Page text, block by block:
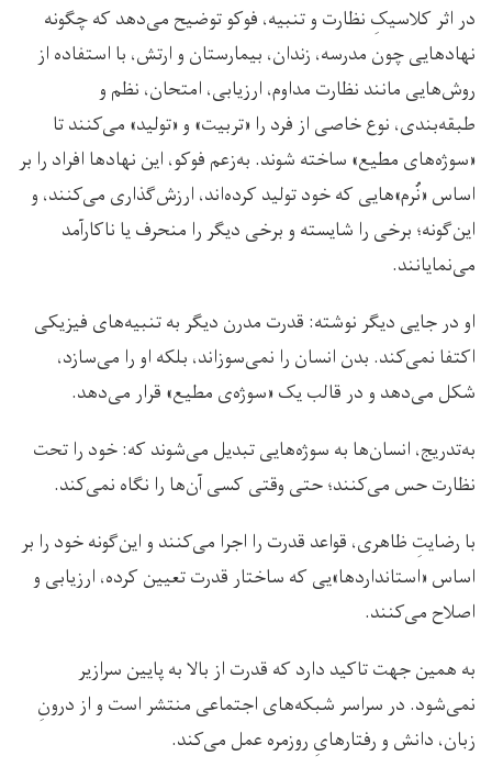
در اثر کلاسیکِ نظارت و تنبیه، فوکو توضیح می‌دهد که چگونه
نهادهایی چون مدرسه، زندان، بیمارستان و ارتش، با استفاده از
روش‌هایی مانند نظارت مداوم، ارزیابی، امتحان، نظم و
طبقه‌بندی، نوع خاصی از فرد را «تربیت» و «تولید» می‌کنند تا
«سوژه‌های مطیع» ساخته شوند. به‌زعم فوکو، این نهادها افراد را بر
اساس «نُرم»هایی که خود تولید کرده‌اند، ارزش‌گذاری می‌کنند، و
این‌گونه؛ برخی را شایسته و برخی دیگر را منحرف یا ناکارآمد
می‌نمایانند.
او‌ در جایی دیگر نوشته: قدرت مدرن دیگر به تنبیه‌های فیزیکی
اکتفا نمی‌کند. بدن انسان را نمی‌سوزاند، بلکه او را می‌سازد،
شکل می‌دهد و در قالب یک «سوژه‌ی مطیع» قرار می‌دهد.
به‌تدریج، انسان‌ها به سوژه‌هایی تبدیل می‌شوند که: خود را تحت
نظارت حس می‌کنند؛ حتی وقتی کسی آن‌ها را نگاه نمی‌کند.
با رضایتِ ظاهری، قواعد قدرت را اجرا می‌کنند و‌ این‌گونه خود را بر
اساس «استانداردها»یی که ساختار قدرت تعیین کرده، ارزیابی و
اصلاح می‌کنند.
به همین جهت تاکید دارد که قدرت از بالا به پایین سرازیر
نمی‌شود. در سراسر شبکه‌های اجتماعی منتشر است و از درونِ
زبان، دانش و رفتارهایِ روزمره عمل می‌کند.